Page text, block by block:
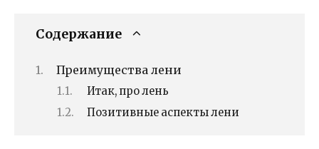
Содержание
Преимущества лени
Итак, про лень
Позитивные аспекты лени